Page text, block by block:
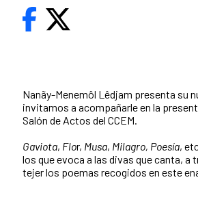
Nanãy-Menemôl Lêdjam presenta su
invitamos a acompañarle en la
Salón de Actos del CCEM.
Gaviota, Flor, Musa, Milagro, Poesía,
los que evoca a las divas que canta, a
tejer los poemas recogidos en este